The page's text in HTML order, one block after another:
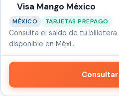
Visa Mango México
MÉXICO TARJETAS PREPAGO
Consulta el saldo de tu billetera
disponible en Méxi…